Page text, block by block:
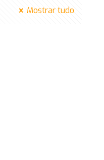
Mostrar tudo